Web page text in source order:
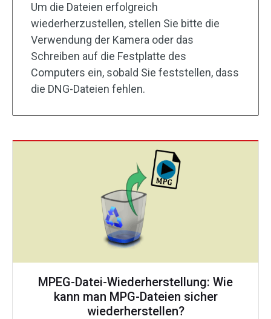
Um die Dateien erfolgreich
wiederherzustellen, stellen Sie bitte die
Verwendung der Kamera oder das
Schreiben auf die Festplatte des
Computers ein, sobald Sie feststellen, dass
die DNG-Dateien fehlen.
MPEG-Datei-Wiederherstellung: Wie
kann man MPG-Dateien sicher
wiederherstellen?